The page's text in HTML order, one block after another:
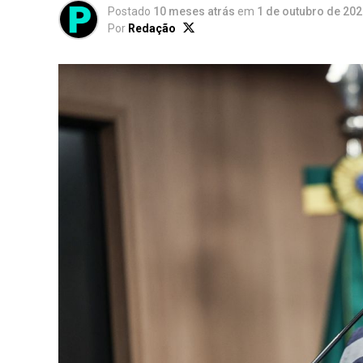
Postado 10 meses atrás em 1 de outubro de
Por Redação